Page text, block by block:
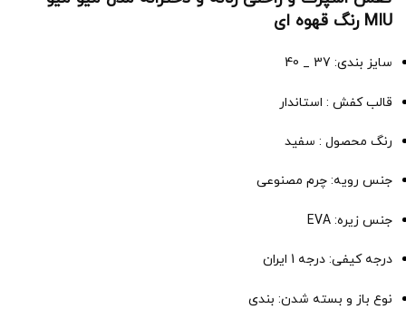
MIU رنگ قهوه ای
سایز بندی: 37 _ 40
قالب کفش : استاندار
رنگ محصول : سفید
جنس رویه: چرم مصنوعی
جنس زیره: EVA
درجه کیفی: درجه 1 ایران
نوع باز و بسته شدن: بندی